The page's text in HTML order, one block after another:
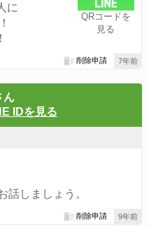
QRコードを
見る
に
7年前
削除申請
ん
IDを見る
話しましょう。
9年前
削除申請